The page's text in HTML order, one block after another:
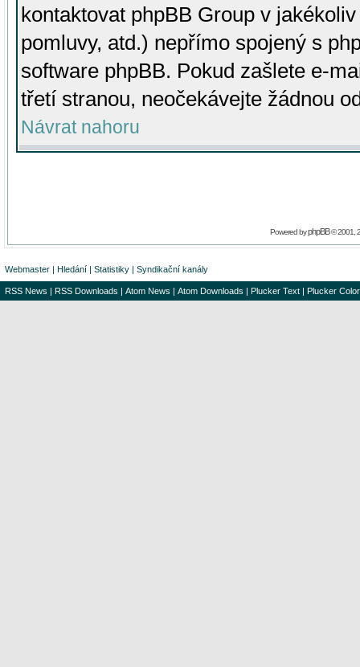
kontaktovat phpBB Group v
pomluvy, atd.) nepřímo spojený s
software phpBB. Pokud zašlete e-
třetí stranou, neočekávejte žádnou
Návrat nahoru
Powered byphpBB© 2001,
Webmaster | Hledání | Statistiky | Syndikační kanály
RSS News | RSS Downloads | Atom News | Atom Downloads | Plucker Text | Plucker Color